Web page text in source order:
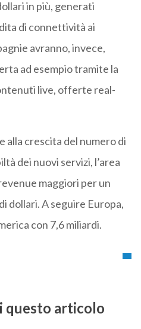
in più, generati
di connettività ai
avranno, invece,
ad esempio tramite la
live, offerte real-
alla crescita del numero di
dei nuovi servizi, l’area
maggiori per un
dollari. A seguire Europa,
con 7,6 miliardi.
questo articolo